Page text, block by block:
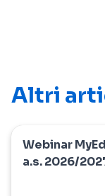
Altri
myedu
Webinar
a.s. 2026/